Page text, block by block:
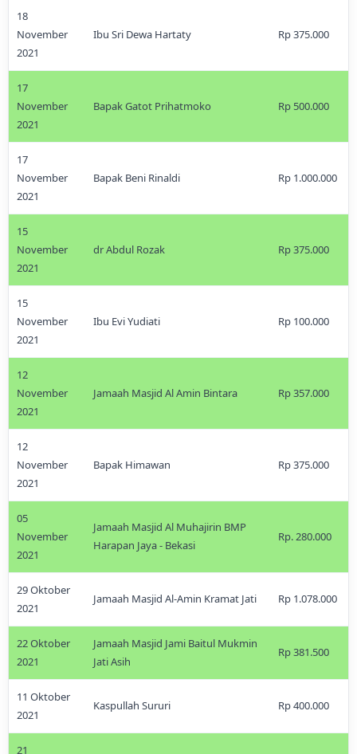
18
November
2021
Ibu Sri Dewa Hartaty Rp 375.000
17
November
2021
Bapak Gatot Prihatmoko Rp 500.000
17
November
2021
Bapak Beni Rinaldi Rp 1.000.000
15
November
2021
dr Abdul Rozak Rp 375.000
15
November
2021
Ibu Evi Yudiati Rp 100.000
12
November
2021
Jamaah Masjid Al Amin Bintara Rp 357.000
12
November
2021
Bapak Himawan Rp 375.000
05
November
2021
Jamaah Masjid Al Muhajirin BMP
Harapan Jaya - Bekasi
Rp. 280.000
29 Oktober
2021
Jamaah Masjid Al-Amin Kramat Jati Rp 1.078.000
22 Oktober
2021
Jamaah Masjid Jami Baitul Mukmin
Jati Asih
Rp 381.500
11 Oktober
2021
Kaspullah Sururi Rp 400.000
21